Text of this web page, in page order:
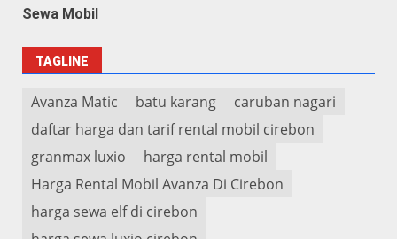
Sewa Mobil
TAGLINE
Avanza Matic batu karang
caruban nagari
daftar harga dan tarif rental mobil cirebon
granmax luxio
harga rental mobil
Harga Rental Mobil Avanza Di Cirebon
harga sewa elf di cirebon